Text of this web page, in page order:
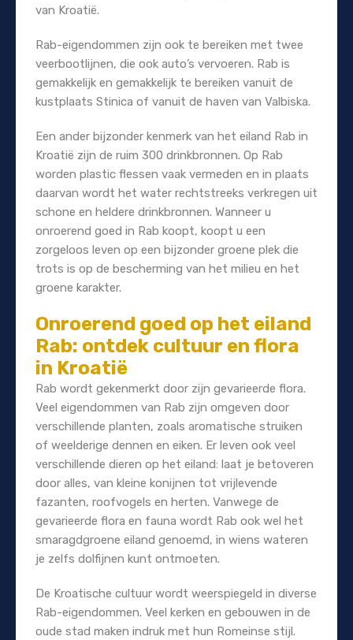
van Kroatië.
Rab-eigendommen zijn ook te bereiken met twee
veerbootlijnen, die ook auto’s vervoeren. Rab is
gemakkelijk en gemakkelijk te bereiken vanuit de
kustplaats Stinica of vanuit de haven van Valbiska.
Een ander bijzonder kenmerk van het eiland Rab in
Kroatië zijn de ruim 300 drinkbronnen. Op Rab
worden plastic flessen vaak vermeden en in plaats
daarvan wordt het water rechtstreeks verkregen uit
schone en heldere drinkbronnen. Wanneer u
onroerend goed in Rab koopt, koopt u een
zorgeloos leven op een bijzonder groene plek die
trots is op de bescherming van het milieu en het
groene karakter.
Onroerend goed op het eiland
Rab: ontdek cultuur en flora
in Kroatië
Rab wordt gekenmerkt door zijn gevarieerde flora.
Veel eigendommen van Rab zijn omgeven door
verschillende planten, zoals aromatische struiken
of weelderige dennen en eiken. Er leven ook veel
verschillende dieren op het eiland: laat je betoveren
door alles, van kleine konijnen tot vrijlevende
fazanten, roofvogels en herten. Vanwege de
gevarieerde flora en fauna wordt Rab ook wel het
smaragdgroene eiland genoemd, in wiens wateren
je zelfs dolfijnen kunt ontmoeten.
De Kroatische cultuur wordt weerspiegeld in diverse
Rab-eigendommen. Veel kerken en gebouwen in de
oude stad maken indruk met hun Romeinse stijl.